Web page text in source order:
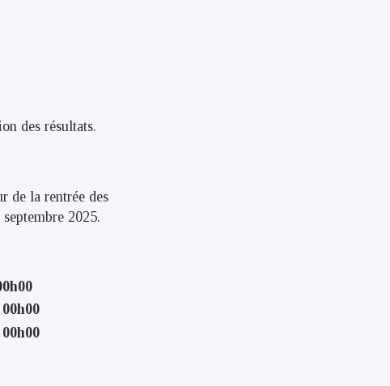
des résultats.
de la rentrée des
2025.